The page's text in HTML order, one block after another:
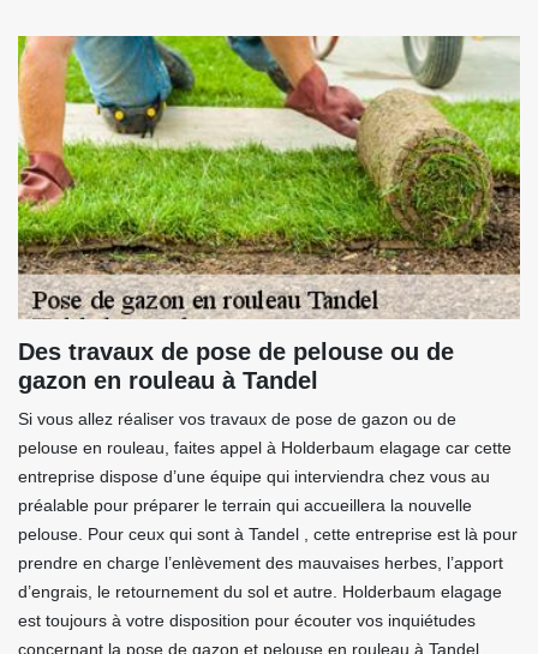
Des travaux de pose de pelouse ou de
gazon en rouleau à Tandel
Si vous allez réaliser vos travaux de pose de gazon ou de
pelouse en rouleau, faites appel à Holderbaum elagage car cette
entreprise dispose d’une équipe qui interviendra chez vous au
préalable pour préparer le terrain qui accueillera la nouvelle
pelouse. Pour ceux qui sont à Tandel , cette entreprise est là pour
prendre en charge l’enlèvement des mauvaises herbes, l’apport
d’engrais, le retournement du sol et autre. Holderbaum elagage
est toujours à votre disposition pour écouter vos inquiétudes
concernant la pose de gazon et pelouse en rouleau à Tandel .